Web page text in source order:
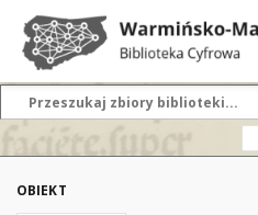
OBIEKT